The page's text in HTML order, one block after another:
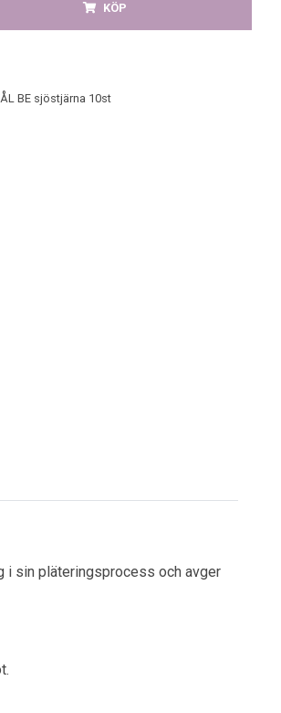
KÖP
BE sjöstjärna 10st
i sin pläteringsprocess och avger